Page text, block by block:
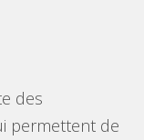
des
permettent de